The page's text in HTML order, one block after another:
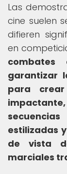
Las
cine suelen
difieren
en
combates
garantizar
para
estilizadas
de vista
marciales